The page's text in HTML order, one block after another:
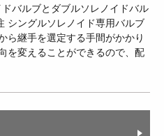
バルブとダブルソレノイドバル
シングルソレノイド専用バルブ
ら継手を選定する手間がかかり
を変えることができるので、配